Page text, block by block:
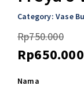
Category: Vase
Rp750.000
Rp650.000
Nama